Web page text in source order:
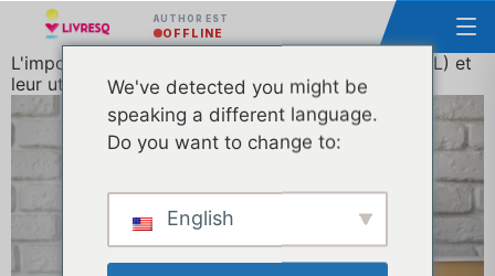
AUTHOR EST
OFFLINE
L'importance des ressources éducatives libres (REL) et
leur utilisation efficaceWe've detected you might be
speaking a different language.
Do you want to change to:
English